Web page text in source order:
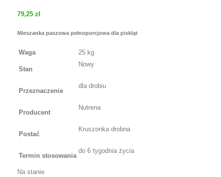
79,25 zł
Mieszanka paszowa pełnoporcjowa dla piskląt
Waga 25 kg
Stan
Nowy
Przeznaczenie
dla drobiu
Producent
Nutrena
Postać
Kruszonka drobna
Termin stosowania
do 6 tygodnia życia
Na stanie